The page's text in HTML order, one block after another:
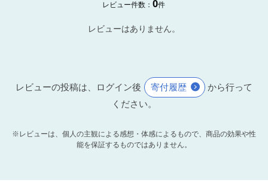
レビュー件数：0件
レビューはありません。
レビューの投稿は、ログイン後 寄付履歴
から行って
ください。
※レビューは、個人の主観による感想・体感によるもので、商品の効果や性
能を保証するものではありません。